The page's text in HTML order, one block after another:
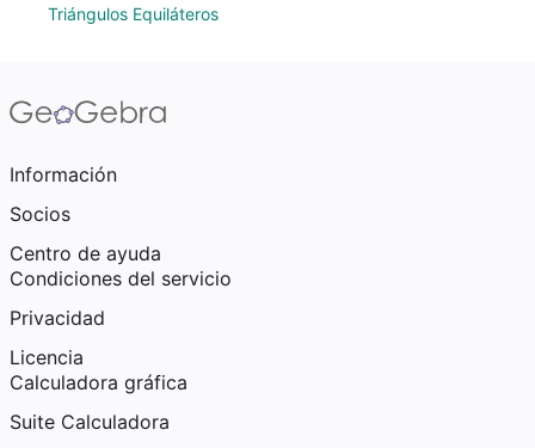
Triángulos Equiláteros
Información
Socios
Centro de ayuda
Condiciones del servicio
Privacidad
Licencia
Calculadora gráfica
Suite Calculadora